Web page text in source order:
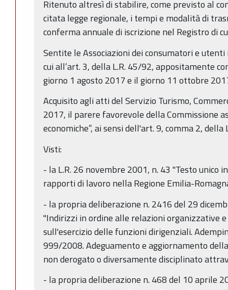
Ritenuto altresì di stabilire, come previsto al
citata legge regionale, i tempi e modalità di
conferma annuale di iscrizione nel Registro di
Sentite le Associazioni dei consumatori e
cui all’art. 3, della L.R. 45/92, appositamente
giorno 1 agosto 2017 e il giorno 11 ottobre
Acquisito agli atti del Servizio Turismo,
2017, il parere favorevole della Commissione
economiche”, ai sensi dell'art. 9, comma 2, della
Visti:
- la L.R. 26 novembre 2001, n. 43 "Testo unico
rapporti di lavoro nella Regione Emilia-
- la propria deliberazione n. 2416 del 29
"Indirizzi in ordine alle relazioni organizzative
sull'esercizio delle funzioni dirigenziali.
999/2008. Adeguamento e aggiornamento
non derogato o diversamente disciplinato
- la propria deliberazione n. 468 del 10 aprile